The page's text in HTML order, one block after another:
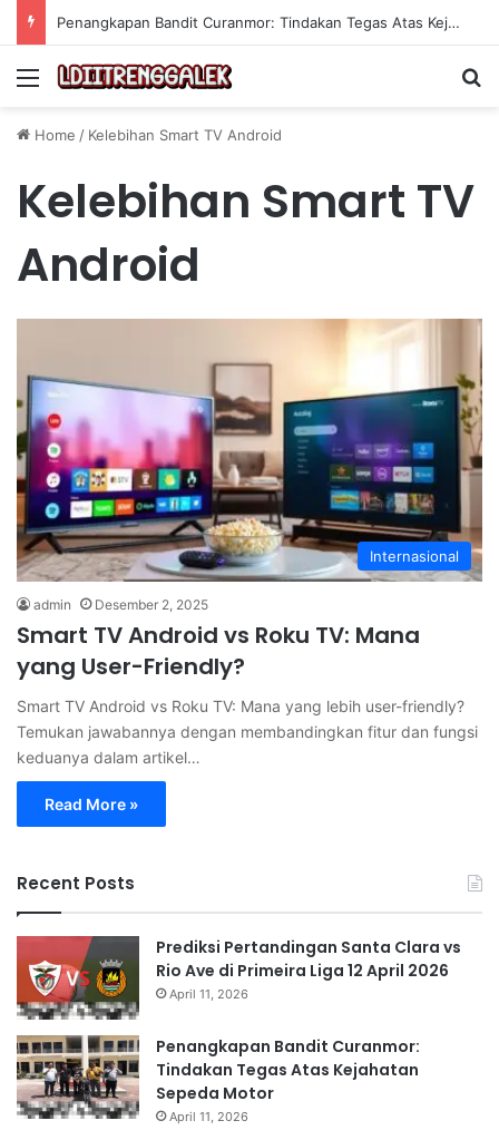
Penangkapan Bandit Curanmor: Tindakan Tegas Atas Kejahatan Sepeda Motor
Menu
Home / Kelebihan Smart TV Android
Kelebihan Smart TV
Android
Internasional
admin Desember 2, 2025
Smart TV Android vs Roku TV: Mana
yang User-Friendly?
Smart TV Android vs Roku TV: Mana yang lebih user-friendly?
Temukan jawabannya dengan membandingkan fitur dan fungsi
keduanya dalam artikel…
Read More »
Recent Posts
Prediksi Pertandingan Santa Clara vs
Rio Ave di Primeira Liga 12 April 2026
April 11, 2026
Penangkapan Bandit Curanmor:
Tindakan Tegas Atas Kejahatan
Sepeda Motor
April 11, 2026